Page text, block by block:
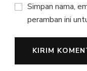
Simpan nama,
peramban ini